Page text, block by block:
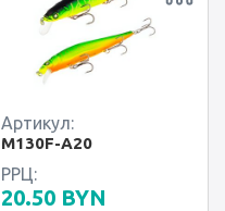
Артикул:
M130F-A20
РРЦ:
20.50 BYN